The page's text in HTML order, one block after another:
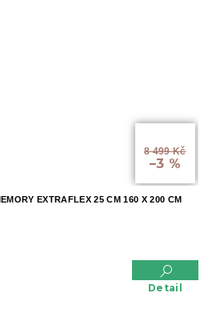
8 499 Kč
–3 %
EXTRAFLEX 25 CM 160 X 200 CM
Detail